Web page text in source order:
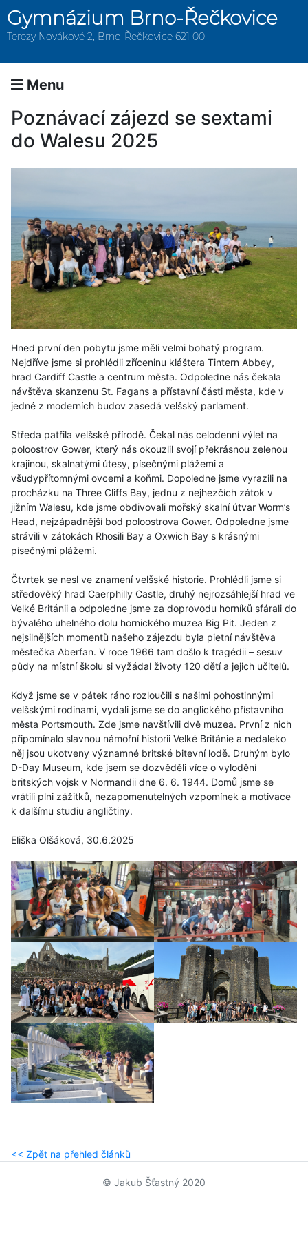
Gymnázium Brno-Řečkovice
Terezy Novákové 2, Brno-Řečkovice 621 00
Menu
Poznávací zájezd se sextami
do Walesu 2025
Hned první den pobytu jsme měli velmi bohatý program.
Nejdříve jsme si prohlédli zříceninu kláštera Tintern Abbey,
hrad Cardiff Castle a centrum města. Odpoledne nás čekala
návštěva skanzenu St. Fagans a přístavní části města, kde v
jedné z moderních budov zasedá velšský parlament.
Středa patřila velšské přírodě. Čekal nás celodenní výlet na
poloostrov Gower, který nás okouzlil svojí překrásnou zelenou
krajinou, skalnatými útesy, písečnými plážemi a
všudypřítomnými ovcemi a koňmi. Dopoledne jsme vyrazili na
procházku na Three Cliffs Bay, jednu z nejhezčích zátok v
jižním Walesu, kde jsme obdivovali mořský skalní útvar Worm’s
Head, nejzápadnější bod poloostrova Gower. Odpoledne jsme
strávili v zátokách Rhosili Bay a Oxwich Bay s krásnými
písečnými plážemi.
Čtvrtek se nesl ve znamení velšské historie. Prohlédli jsme si
středověký hrad Caerphilly Castle, druhý nejrozsáhlejší hrad ve
Velké Británii a odpoledne jsme za doprovodu horníků sfárali do
bývalého uhelného dolu hornického muzea Big Pit. Jeden z
nejsilnějších momentů našeho zájezdu byla pietní návštěva
městečka Aberfan. V roce 1966 tam došlo k tragédii – sesuv
půdy na místní školu si vyžádal životy 120 dětí a jejich učitelů.
Když jsme se v pátek ráno rozloučili s našimi pohostinnými
velšskými rodinami, vydali jsme se do anglického přístavního
města Portsmouth. Zde jsme navštívili dvě muzea. První z nich
připomínalo slavnou námořní historii Velké Británie a nedaleko
něj jsou ukotveny významné britské bitevní lodě. Druhým bylo
D-Day Museum, kde jsem se dozvěděli více o vylodění
britských vojsk v Normandii dne 6. 6. 1944. Domů jsme se
vrátili plni zážitků, nezapomenutelných vzpomínek a motivace
k dalšímu studiu angličtiny.
Eliška Olšáková, 30.6.2025
<< Zpět na přehled článků
© Jakub Šťastný 2020